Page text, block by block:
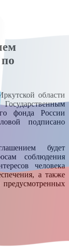
области
фонда России
подписано
будет
соблюдения
человека
а также